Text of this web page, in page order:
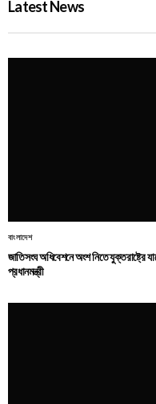
Latest News
বাংলাদেশ
জাতিসংঘ অধিবেশনে অংশ নিতে যুক্তরাষ্ট্রে
প্রধানমন্ত্রী